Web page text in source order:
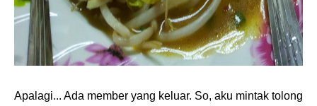
Apalagi... Ada member yang keluar. So, aku mintak tolong